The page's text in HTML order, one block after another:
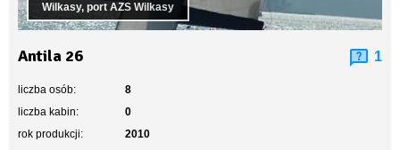
Wilkasy, port AZS Wilkasy
Antila 26 1
liczba osób:
8
liczba kabin:
0
rok produkcji:
2010